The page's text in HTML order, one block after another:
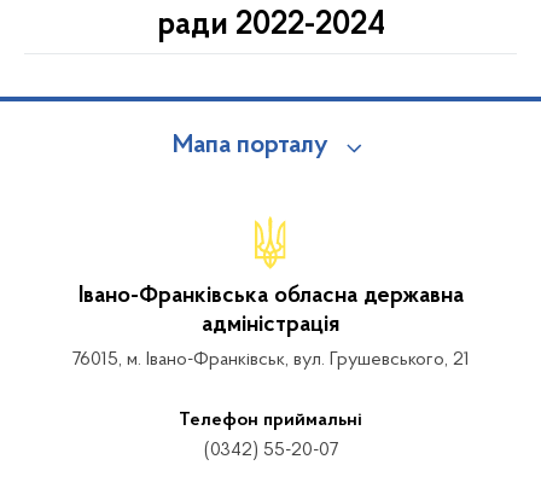
ради 2022-2024
Мапа порталу
Івано-Франківська обласна державна
адміністрація
76015, м. Івано-Франківськ, вул. Грушевського, 21
Телефон приймальні
(0342) 55-20-07